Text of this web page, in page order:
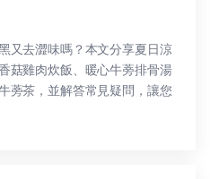
又去澀味嗎？本文分享夏日涼
菇雞肉炊飯、暖心牛蒡排骨湯
蒡茶，並解答常見疑問，讓您